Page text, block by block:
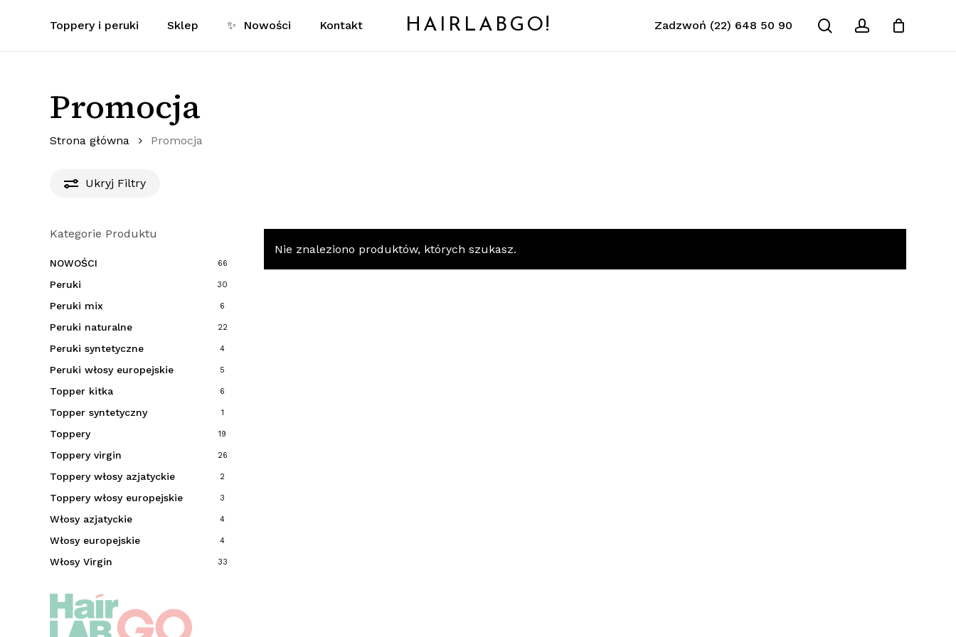
Wciśnij enter aby wyszukać lub ESC aby zamknąć.
HAIRLABGO!
Toppery i peruki Sklep ✨ Nowości Kontakt Zadzwoń (22) 648 50 90 searchaccount
Promocja
Strona główna Promocja
Ukryj Filtry
Kategorie Produktu
NOWOŚCI 66
Peruki 30
Peruki mix 6
Peruki naturalne 22
Peruki syntetyczne 4
Peruki włosy europejskie 5
Topper kitka 6
Topper syntetyczny 1
Toppery 19
Toppery virgin 26
Toppery włosy azjatyckie 2
Toppery włosy europejskie 3
Włosy azjatyckie 4
Włosy europejskie 4
Włosy Virgin 33
Nie znaleziono produktów, których szukasz.